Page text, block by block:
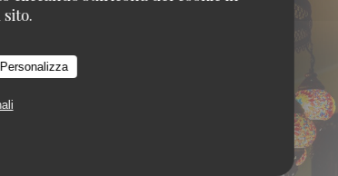
Personalizza